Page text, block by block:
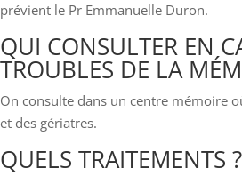
prévient le Pr Emmanuelle Duron.
QUI CONSULTER EN
TROUBLES DE LA
On consulte dans un centre mémoire
et des gériatres.
QUELS TRAITEMENTS ?